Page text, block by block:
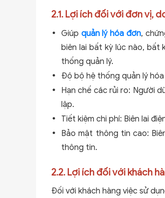
2.1. Lợi ích đối với đơn vị,
Giúp quản lý hóa đơn,
biên lai bất kỳ lúc nào, bất
thống quản lý.
Độ bộ hệ thống quản lý
Hạn chế các rủi ro: Người
lập.
Tiết kiệm chi phí: Biên lai
Bảo mật thông tin cao:
thông tin.
2.2. Lợi ích đối với khách
Đối với khách hàng việc sử